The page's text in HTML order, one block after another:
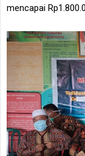
mencapai